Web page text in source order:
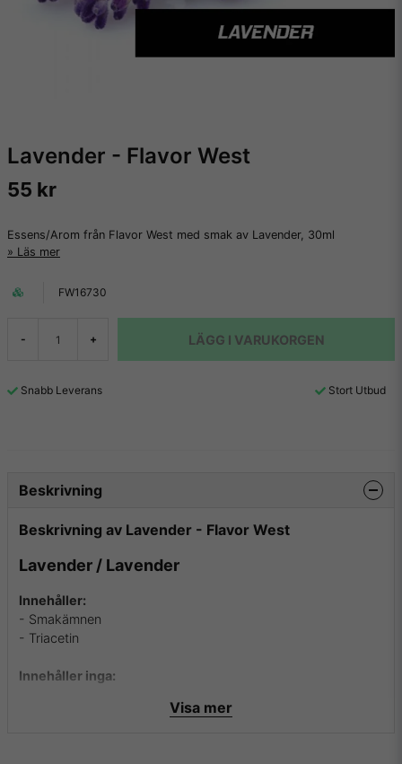
Lavender - Flavor West
55 kr
Essens/Arom från Flavor West med smak av Lavender, 30ml
Läs mer
FW16730
- + LÄGG I VARUKORGEN
Snabb Leverans Stort Utbud
Beskrivning
Beskrivning av Lavender - Flavor West
Lavender / Lavender
Innehåller:
- Smakämnen
- Triacetin
Innehåller inga:
Visa mer